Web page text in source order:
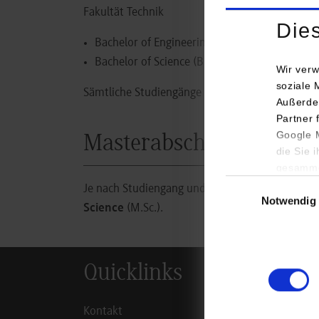
Wir
soziale
Partner
Google
die Sie
Notwendig
Fakultät Technik
Bachelor of Engineering (B.Eng.) oder
Bachelor of Science (B.Sc.) − Angewandte
Sämtliche Studiengänge an der DHBW sind
Masterabschluss
Je nach Studiengang und Bereich erhalten die
Science (M.Sc.).
Quicklinks
Kontakt